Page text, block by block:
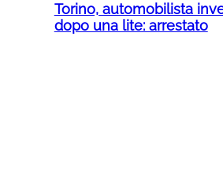
Torino, automobilista
dopo una lite: arrestato